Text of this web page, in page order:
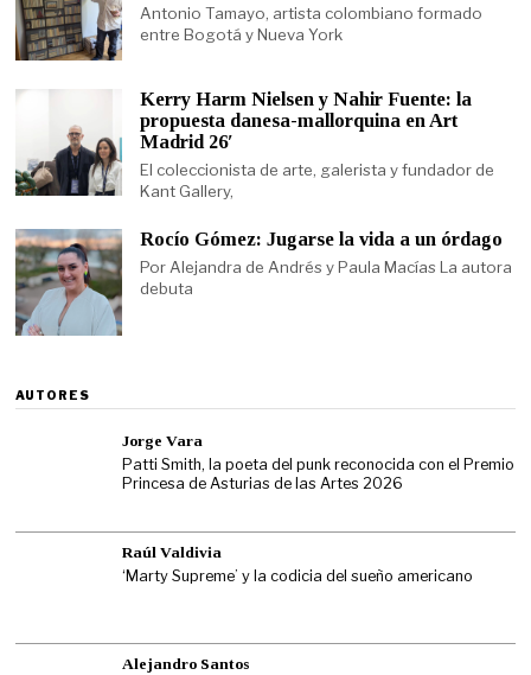
Antonio Tamayo, artista colombiano formado
entre Bogotá y Nueva York
Kerry Harm Nielsen y Nahir Fuente: la
propuesta danesa-mallorquina en Art
Madrid 26′
El coleccionista de arte, galerista y fundador de
Kant Gallery,
Rocío Gómez: Jugarse la vida a un órdago
Por Alejandra de Andrés y Paula Macías La autora
debuta
AUTORES
Jorge Vara
Patti Smith, la poeta del punk reconocida con el Premio
Princesa de Asturias de las Artes 2026
Raúl Valdivia
‘Marty Supreme’ y la codicia del sueño americano
Alejandro Santos